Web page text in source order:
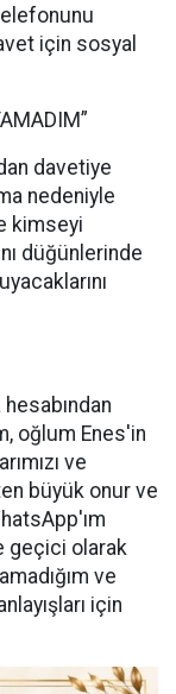
için sosyal
davetiye
nedeniyle
kimseyi
düğünlerinde
oğlum Enes'in
ve
büyük onur ve
geçici olarak
ve
için